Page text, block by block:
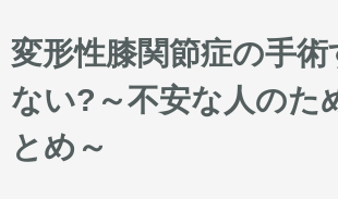
変形性膝関節症の手術
ない?～不安な人のた
とめ～